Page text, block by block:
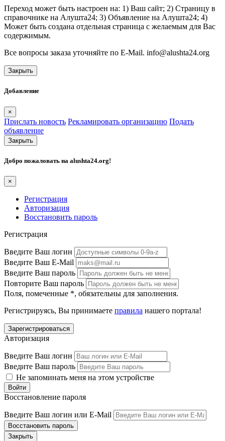
Переход может быть настроен на: 1) Ваш сайт; 2) Страницу в
справочнике на Алушта24; 3) Объявление на Алушта24; 4)
Может быть создана отдельная страница с желаемым для Вас
содержимым.
Все вопросы заказа уточняйте по E-Mail. info@alushta24.org
Закрыть
Добавление
×
Прислать новость Рекламировать организацию Подать
объявление
Закрыть
Добро пожаловать на alushta24.org!
×
Регистрация
Авторизация
Восстановить пароль
Регистрация
Введите Ваш логин
Введите Ваш E-Mail
Введите Ваш пароль
Повторите Ваш пароль
Поля, помеченные *, обязательны для заполнения.
Регистрируясь, Вы принимаете правила нашего портала!
Авторизация
Введите Ваш логин
Введите Ваш пароль
Не запоминать меня на этом устройстве
Восстановление пароля
Введите Ваш логин или E-Mail
Закрыть